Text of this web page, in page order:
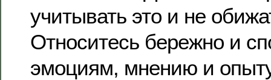
учитывать это и не
Относитесь бережно и
эмоциям, мнению и